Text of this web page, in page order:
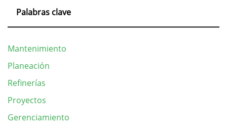
Palabras clave
Mantenimiento
Planeación
Refinerías
Proyectos
Gerenciamiento